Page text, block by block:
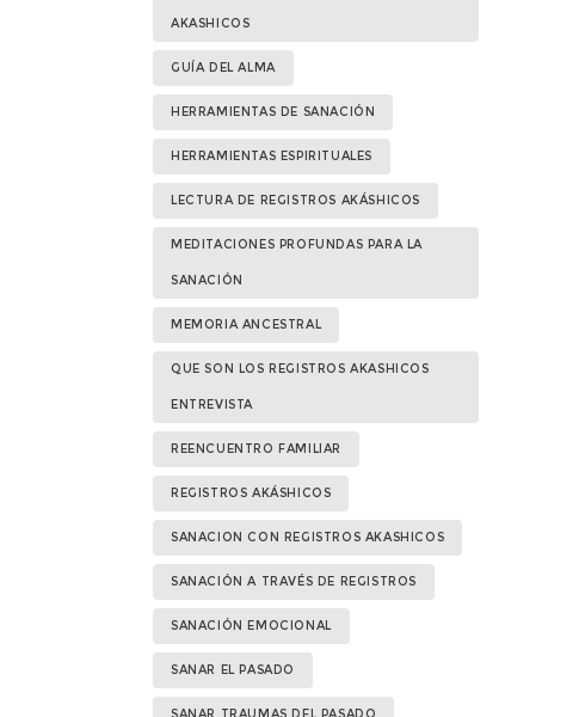
AKASHICOS
GUÍA DEL ALMA
HERRAMIENTAS DE SANACIÓN
HERRAMIENTAS ESPIRITUALES
LECTURA DE REGISTROS AKÁSHICOS
MEDITACIONES PROFUNDAS PARA LA
SANACIÓN
MEMORIA ANCESTRAL
QUE SON LOS REGISTROS AKASHICOS
ENTREVISTA
REENCUENTRO FAMILIAR
REGISTROS AKÁSHICOS
SANACION CON REGISTROS AKASHICOS
SANACIÓN A TRAVÉS DE REGISTROS
SANACIÓN EMOCIONAL
SANAR EL PASADO